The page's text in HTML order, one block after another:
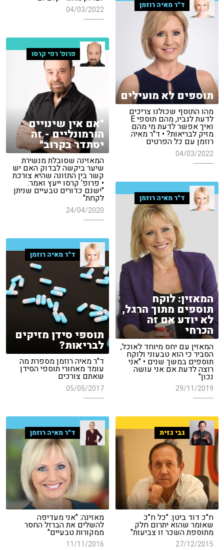
04/03/2022 ד"ר מאיה רוזמן
תוספים לא מועילים
מהו התוסף שכולנו צריכים
לדעת לגביו, מהם תוספי E
ואיך אפשר לדעת מי מהם
מזיק לבריאות? • ד"ר מאיה
רוזמן עם כל הפרטים
04/03/2022
פרופ' רפי קרסו
"אם אין שינויים
הורמונליים - זה
יסתדר בקרוב"
המאזינה שסובלת מנשירת
שיער ביקשה לבדוק האם יש
קשר בין התזונה שהיא צורכת
• פרופ' קרסו ייעץ ואמר:
"ישנם כדורים טבעיים שניתן
לקחת"
24/04/2020
ד"ר מאיה רוזמן
המאזין: לוקח
תוספים מתוך הרגל,
לא יודע אם זה
הכרחי
המאזין עם יחס מיוחד לאוכל,
הסביר כי הוא טבעוני ולוקח
תוספים במשך שנים • "אני
רוצה לדעת אם אני עושה
נכון"
29/11/2019
ד"ר מאיה רוזמן
תוספי סידן מזיקים
לבריאות?
ד"ר מאיה רוזמן מספרת מה
עומד מאחורי תוספי הסידן
שאתם צורכים
05/05/2017
ד"ר מאיה רוזמן
מאזינה: "אני מעדיפה
להשלים את הברזל החסר
ממקורות טבעיים"
11/11/2016
גבי גזית
ח"כ דוד ביטן: "כל ח"כ
שאומר שהוא יתרום חלק
מתוספת השכר זו צביעות"
27/12/2015